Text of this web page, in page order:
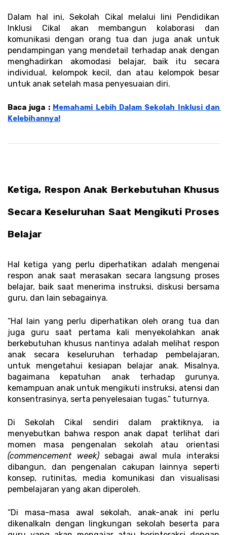
Dalam hal ini, Sekolah Cikal melalui lini Pendidikan
Inklusi Cikal akan membangun kolaborasi dan
komunikasi dengan orang tua dan juga anak untuk
pendampingan yang mendetail terhadap anak dengan
menghadirkan akomodasi belajar, baik itu secara
individual, kelompok kecil, dan atau kelompok besar
untuk anak setelah masa penyesuaian diri.
Baca juga : Memahami Lebih Dalam Sekolah Inklusi dan
Kelebihannya!
Ketiga, Respon Anak Berkebutuhan Khusus
Secara Keseluruhan Saat Mengikuti Proses
Belajar
Hal ketiga yang perlu diperhatikan adalah mengenai
respon anak saat merasakan secara langsung proses
belajar, baik saat menerima instruksi, diskusi bersama
guru, dan lain sebagainya.
“Hal lain yang perlu diperhatikan oleh orang tua dan
juga guru saat pertama kali menyekolahkan anak
berkebutuhan khusus nantinya adalah melihat respon
anak secara keseluruhan terhadap pembelajaran,
untuk mengetahui kesiapan belajar anak. Misalnya,
bagaimana kepatuhan anak terhadap gurunya,
kemampuan anak untuk mengikuti instruksi, atensi dan
konsentrasinya, serta penyelesaian tugas.” tuturnya.
Di Sekolah Cikal sendiri dalam praktiknya, ia
menyebutkan bahwa respon anak dapat terlihat dari
(commencement week) sebagai awal mula interaksi
dibangun, dan pengenalan cakupan lainnya seperti
konsep, rutinitas, media komunikasi dan visualisasi
pembelajaran yang akan diperoleh.
“Di masa-masa awal sekolah, anak-anak ini perlu
dikenalkaln dengan lingkungan sekolah beserta para